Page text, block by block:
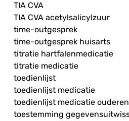
TIA CVA
TIA CVA acetylsalicylzuur
time-outgesprek
time-outgesprek huisarts
titratie hartfalenmedicatie
titratie medicatie
toedienlijst
toedienlijst medicatie
toedienlijst medicatie ouderen
toestemming